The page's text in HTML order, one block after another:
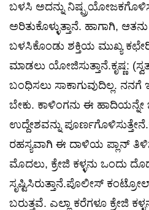
ಬಳಸಿ ಅದನ್ನು
ಅರಿತುಕೊಳ್ಳುತ್ತಾನೆ. ಹಾಗಾಗಿ,
ಬಳಸಿಕೊಂಡು ಶಕ್ತಿಯ ಮುಖ್ಯ
ಮಾಡಲು ಯೋಜಿಸುತ್ತಾನೆ.ಕೃಷ್ಣ:
ಬಂಧಿಸಲು ಸಾಕಾಗುವುದಿಲ್ಲ. ನನಗೆ
ಬೇಕು. ಕಾಳಿಂಗನು ಈ ಹಾದಿಯನ್ನೇ
ಉದ್ದೇಶವನ್ನು
ರಹಸ್ಯವಾಗಿ ಈ ದಾಳಿಯ ಪ್ಲಾನ್
ಮೊದಲು, ಕ್ರೇಜಿ ಕಳ್ಳನು ಒಂದು
ಸೃಷ್ಟಿಸಿರುತ್ತಾನೆ.ಪೊಲೀಸ್
ಬರುತ್ತವೆ. ಎಲ್ಲಾ ಕರೆಗಳೂ ಕ್ರೇಜಿ